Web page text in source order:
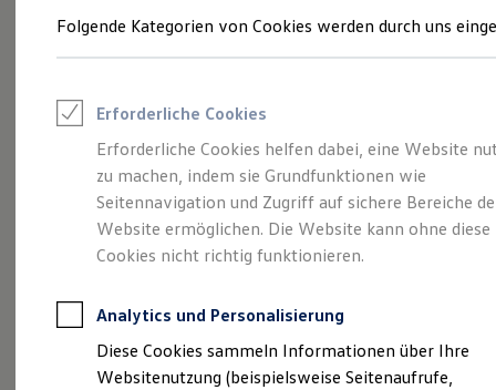
Junge Gebrauchtwagen und Gebrauchtwagen
Saisonangebote
Leasing
Leasing-Angebote
Gebrauchtwagen Leasing
Junge Gebrauchtwagen-Leasing
Elektroauto Leasing
Kleinwagen-Leasing
Leasing ohne Anzahlung
Autokredit mit Schlussrate
Versicherungen und Garantien
Kfz-Versicherung
Restschuldversicherungen
So geht neu.
Entdecken Sie jetzt
den neuen ID.3 Neo!
Folgende Kategorien von Cookies werden durch uns
Erforderliche Cookies
Erforderliche Cookies helfen dabei, eine Website
zu machen, indem sie Grundfunktionen wie
Seitennavigation und Zugriff auf sichere Bereiche
Website ermöglichen. Die Website kann ohne diese
Cookies nicht richtig funktionieren.
Analytics und Personalisierung
Diese Cookies sammeln Informationen über Ihre
Websitenutzung (beispielsweise Seitenaufrufe,